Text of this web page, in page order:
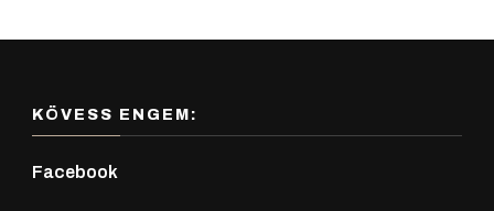
KÖVESS ENGEM:
Facebook